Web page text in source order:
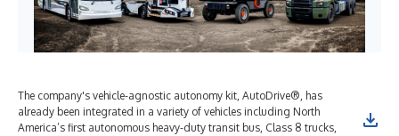
The company's vehicle-agnostic autonomy kit, AutoDrive®, has
already been integrated in a variety of vehicles including North
America’s first autonomous heavy-duty transit bus, Class 8 trucks,